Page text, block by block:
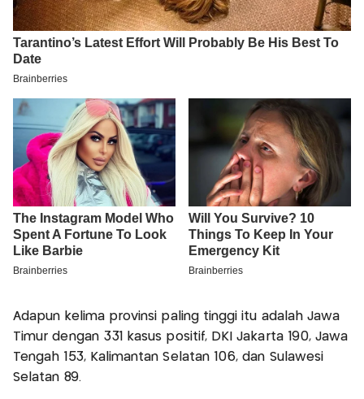
Adapun kelima provinsi paling tinggi itu adalah Jawa
Timur dengan 331 kasus positif, DKI Jakarta 190, Jawa
Tengah 153, Kalimantan Selatan 106, dan Sulawesi
Selatan 89.